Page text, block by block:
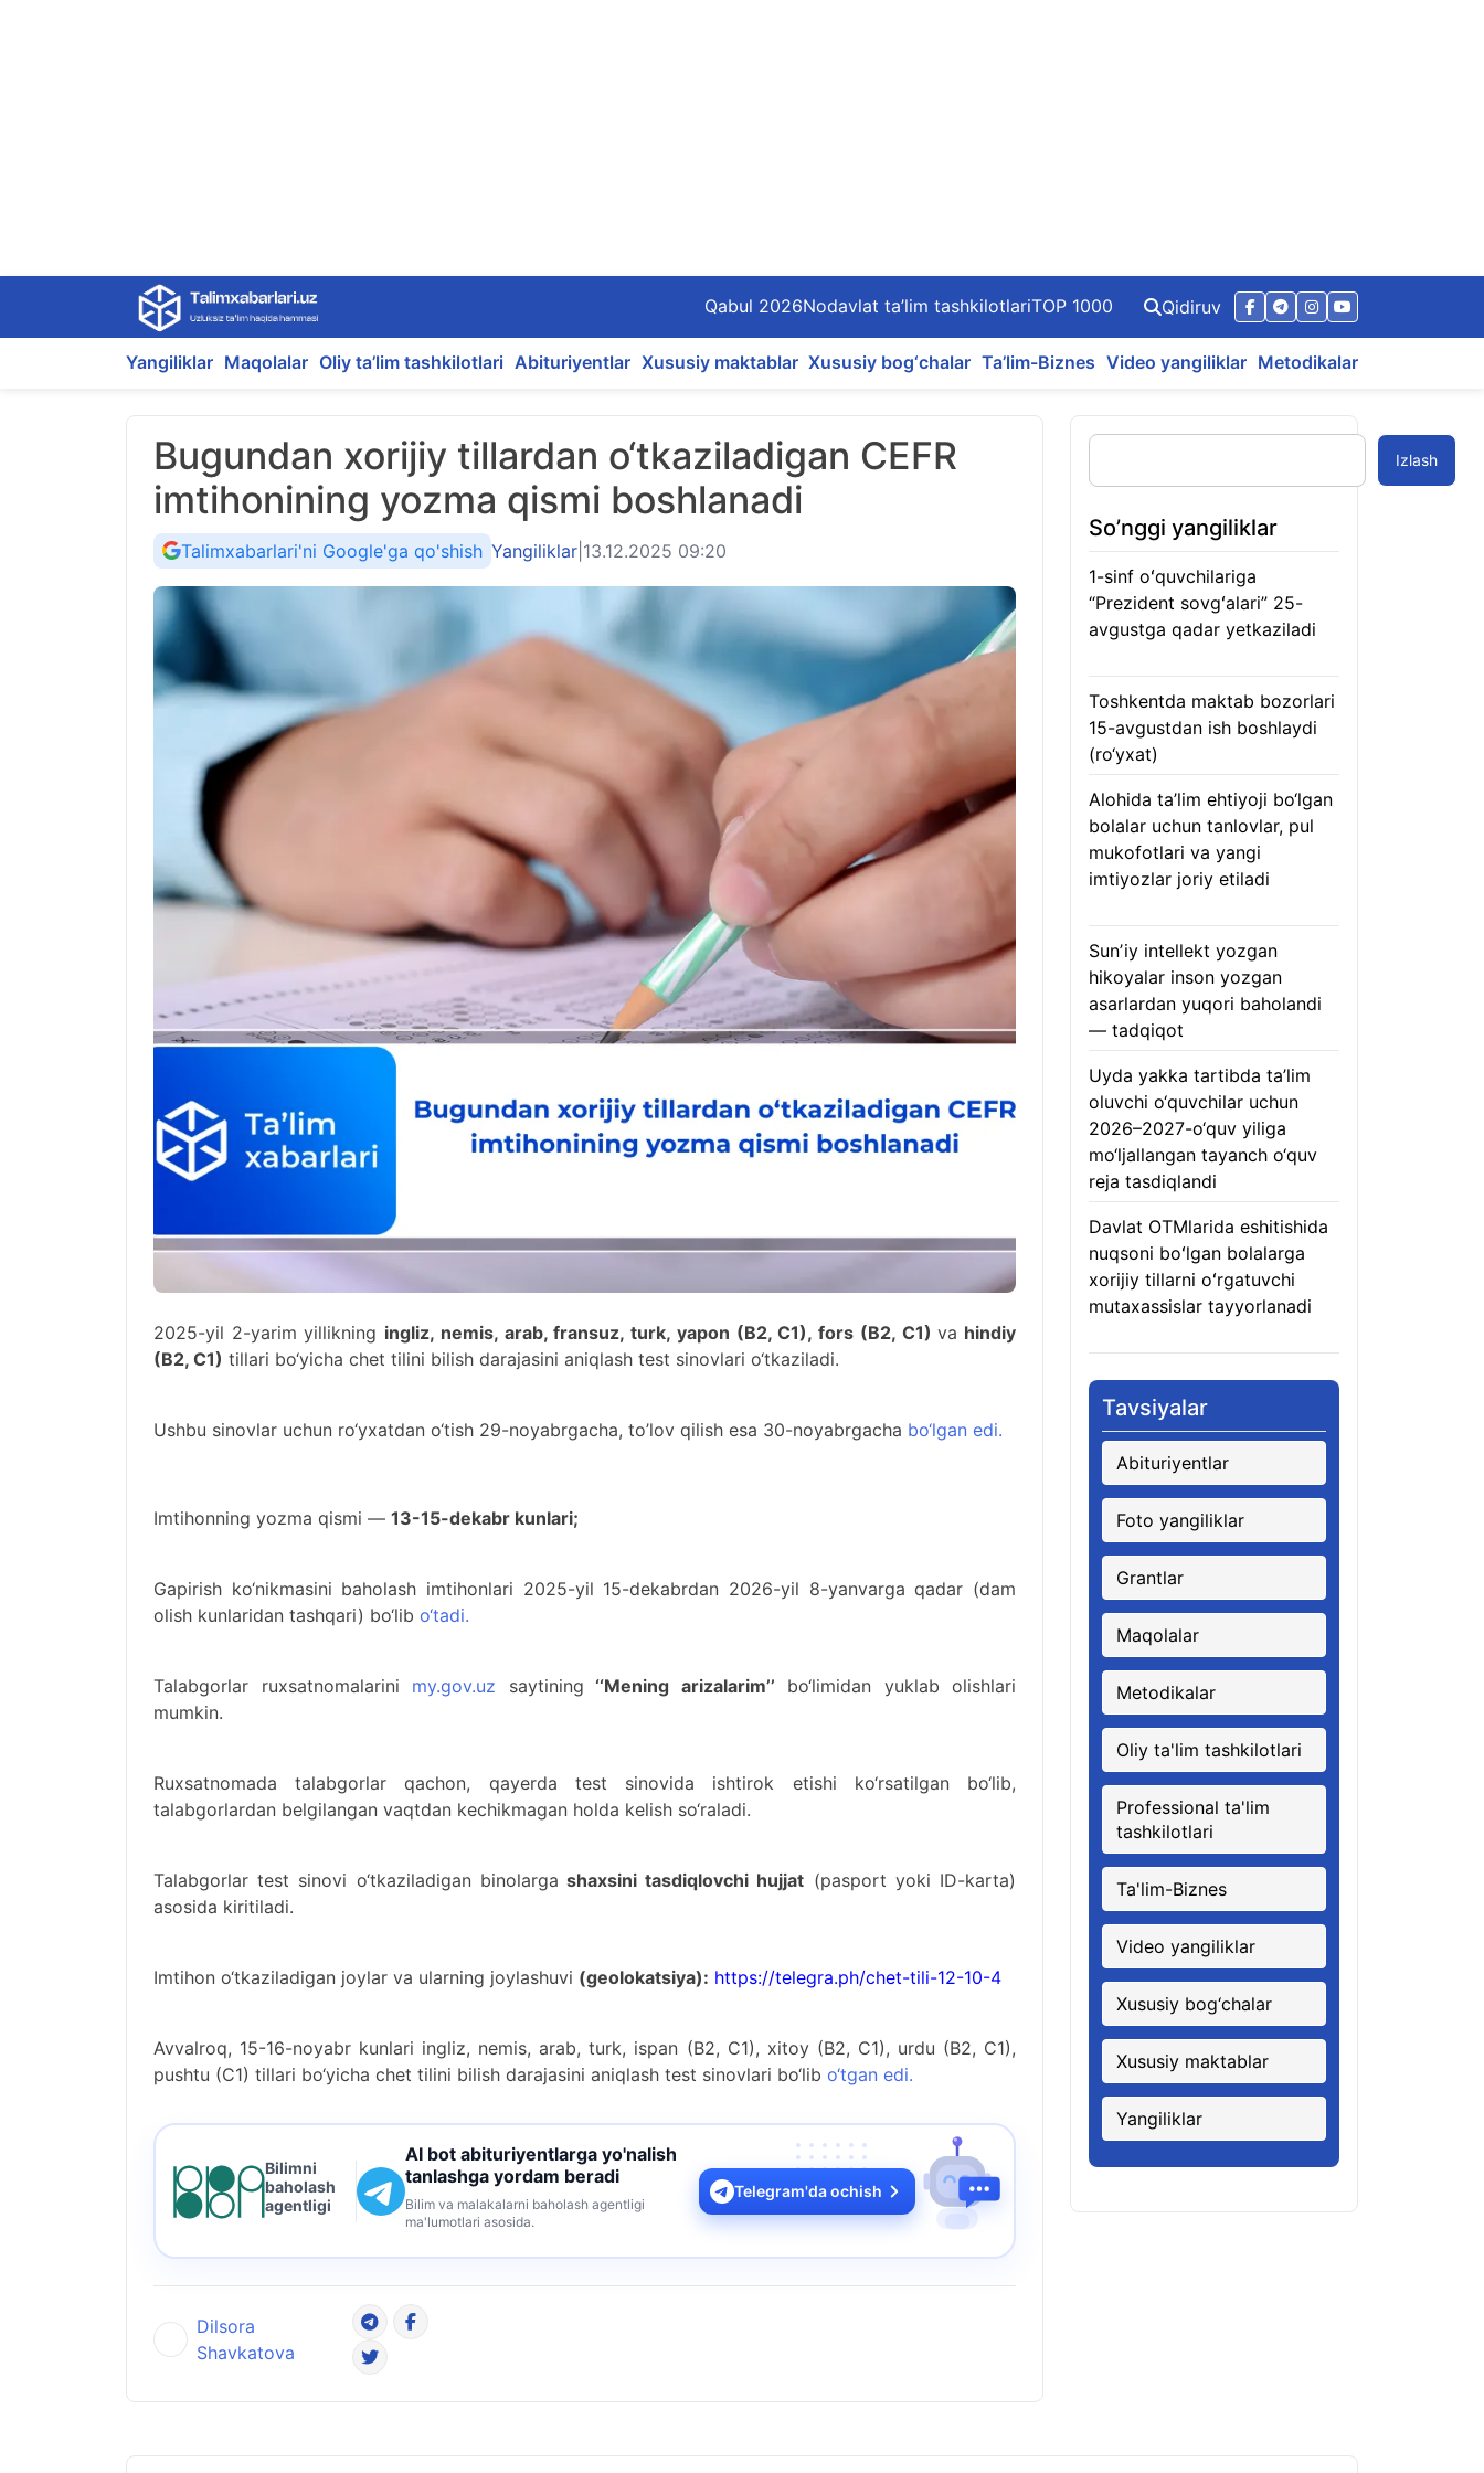
content
Qabul 2026Nodavlat ta’lim tashkilotlariTOP 1000 Qidiruv
Yangiliklar Maqolalar Oliy ta’lim tashkilotlari Abituriyentlar Xususiy maktablar Xususiy bog‘chalar Ta’lim-Biznes Video yangiliklar Metodikalar
Bugundan xorijiy tillardan o‘tkaziladigan CEFR
imtihonining yozma qismi boshlanadi
Talimxabarlari'ni Google'ga qo'shish Yangiliklar 13.12.2025 09:20
2025-yil 2-yarim yillikning ingliz, nemis, arab, fransuz, turk, yapon (B2, C1), fors (B2, C1)va hindiy
(B2, C1) tillari bo‘yicha chet tilini bilish darajasini aniqlash test sinovlari o‘tkaziladi.
Ushbu sinovlar uchun ro‘yxatdan o‘tish 29-noyabrgacha, to’lov qilish esa 30-noyabrgacha bo‘lgan edi.
Imtihonning yozma qismi — 13-15-dekabr kunlari;
Gapirish ko‘nikmasini baholash imtihonlari 2025-yil 15-dekabrdan 2026-yil 8-yanvarga qadar (dam
olish kunlaridan tashqari) bo‘lib o‘tadi.
Talabgorlar ruxsatnomalarini my.gov.uz saytining ‘‘Mening arizalarim’’ bo‘limidan yuklab olishlari
mumkin.
Ruxsatnomada talabgorlar qachon, qayerda test sinovida ishtirok etishi ko‘rsatilgan bo‘lib,
talabgorlardan belgilangan vaqtdan kechikmagan holda kelish so‘raladi.
Talabgorlar test sinovi o‘tkaziladigan binolarga shaxsini tasdiqlovchi hujjat (pasport yoki ID-karta)
asosida kiritiladi.
Imtihon o‘tkaziladigan joylar va ularning joylashuvi (geolokatsiya): https://telegra.ph/chet-tili-12-10-4
Avvalroq, 15-16-noyabr kunlari ingliz, nemis, arab, turk, ispan (B2, C1), xitoy (B2, C1), urdu (B2, C1),
pushtu (C1) tillari bo‘yicha chet tilini bilish darajasini aniqlash test sinovlari bo‘lib o‘tgan edi.
Bilimni
baholash
agentligi
AI bot abituriyentlarga yo'nalish
tanlashga yordam beradi
Bilim va malakalarni baholash agentligi
ma'lumotlari asosida.
Telegram'da ochish
Dilsora
Shavkatova
Izlash
So’nggi yangiliklar
1-sinf oʻquvchilariga
“Prezident sovgʻalari” 25-
avgustga qadar yetkaziladi
Toshkentda maktab bozorlari
15-avgustdan ish boshlaydi
(ro‘yxat)
Alohida ta’lim ehtiyoji bo‘lgan
bolalar uchun tanlovlar, pul
mukofotlari va yangi
imtiyozlar joriy etiladi
Sunʼiy intellekt yozgan
hikoyalar inson yozgan
asarlardan yuqori baholandi
— tadqiqot
Uyda yakka tartibda ta’lim
oluvchi o‘quvchilar uchun
2026–2027-o‘quv yiliga
mo‘ljallangan tayanch o‘quv
reja tasdiqlandi
Davlat OTMlarida eshitishida
nuqsoni boʻlgan bolalarga
xorijiy tillarni oʻrgatuvchi
mutaxassislar tayyorlanadi
Tavsiyalar
Abituriyentlar
Foto yangiliklar
Grantlar
Maqolalar
Metodikalar
Oliy ta'lim tashkilotlari
Professional ta'lim
tashkilotlari
Ta'lim-Biznes
Video yangiliklar
Xususiy bog‘chalar
Xususiy maktablar
Yangiliklar